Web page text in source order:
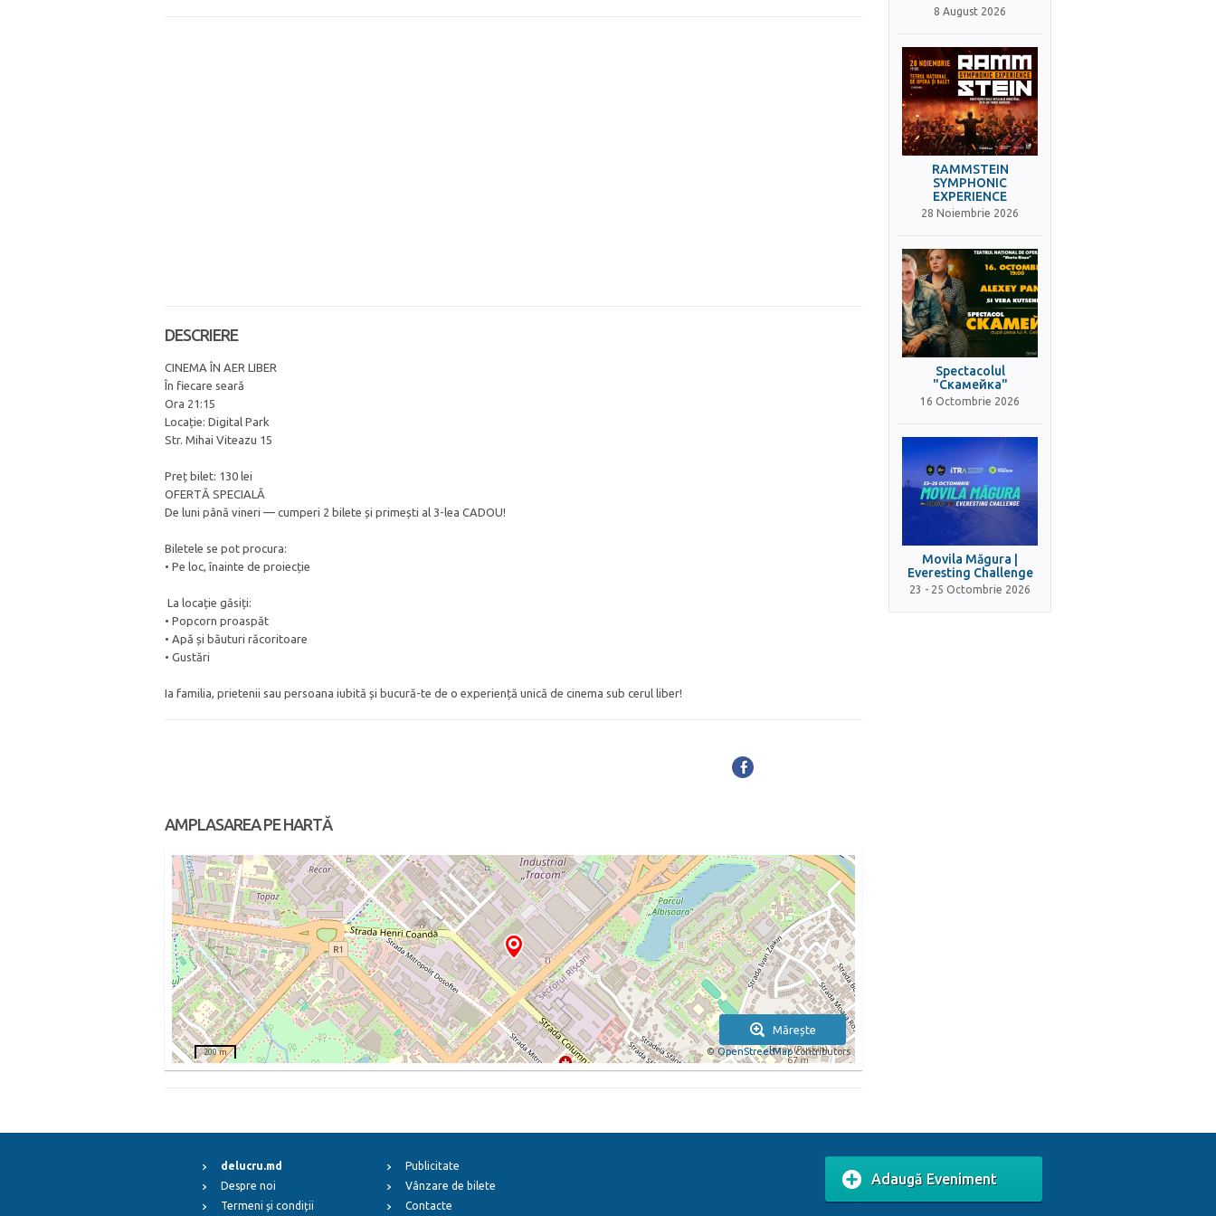
DESCRIERE
CINEMA ÎN AER LIBER
În fiecare seară
Ora 21:15
Locație: Digital Park
Str. Mihai Viteazu 15
Preț bilet: 130 lei
OFERTĂ SPECIALĂ
De luni până vineri — cumperi 2 bilete și primești al 3-lea CADOU!
Biletele se pot procura:
• Pe loc, înainte de proiecție
La locație găsiți:
• Popcorn proaspăt
• Apă și băuturi răcoritoare
• Gustări
Ia familia, prietenii sau persoana iubită și bucură-te de o experiență unică de cinema sub cerul liber!
AMPLASAREA PE HARTĂ
Mărește
©OpenStreetMapcontributors
200 m
8 August 2026
RAMMSTEIN
SYMPHONIC
EXPERIENCE
28 Noiembrie 2026
Spectacolul
"Скамейка"
16 Octombrie 2026
Movila Măgura |
Everesting Challenge
23 - 25 Octombrie 2026
delucru.md
Despre noi
Termeni și condiții
Publicitate
Vânzare de bilete
Contacte
Adaugă Eveniment